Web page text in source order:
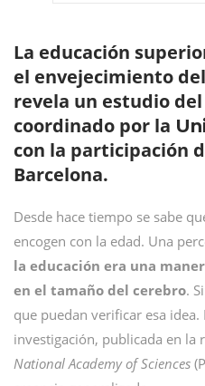
La educación
el envejecimiento
revela un estudio
coordinado por la
con la participación
Barcelona.
Desde hace tiempo se sabe
encogen con la edad. Una
la educación era una
en el tamaño del cerebro.
que puedan verificar esa idea.
investigación, publicada en la
National Academy of Sciences